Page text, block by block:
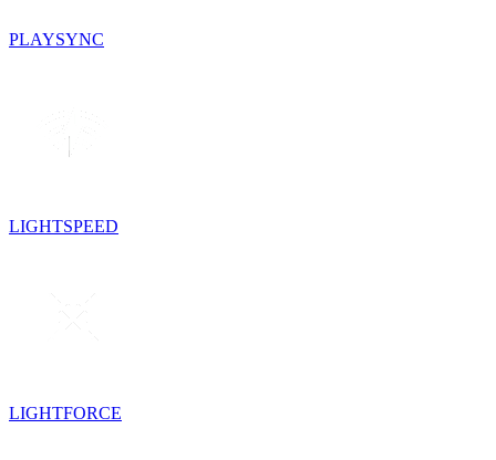
PLAYSYNC
LIGHTSPEED
LIGHTFORCE